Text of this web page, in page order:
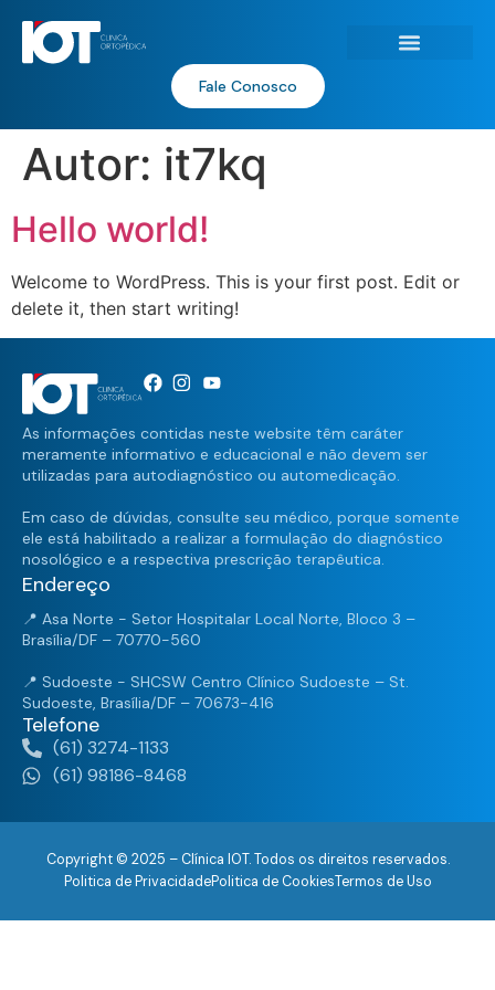
Fale Conosco
Autor: it7kq
Hello world!
Welcome to WordPress. This is your first post. Edit or
delete it, then start writing!
As informações contidas neste website têm caráter
meramente informativo e educacional e não devem ser
utilizadas para autodiagnóstico ou automedicação.
Em caso de dúvidas, consulte seu médico, porque somente
ele está habilitado a realizar a formulação do diagnóstico
nosológico e a respectiva prescrição terapêutica.
Endereço
📍 Asa Norte - Setor Hospitalar Local Norte, Bloco 3 –
Brasília/DF – 70770-560
📍 Sudoeste - SHCSW Centro Clínico Sudoeste – St.
Sudoeste, Brasília/DF – 70673-416
Telefone
(61) 3274-1133
(61) 98186-8468
Copyright © 2025 – Clínica IOT. Todos os direitos reservados.
Politica de PrivacidadePolitica de CookiesTermos de Uso